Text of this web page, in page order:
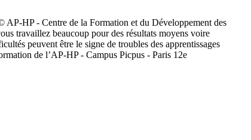
HP - Centre de la Formation et du Développement des
travaillez beaucoup pour des résultats moyens voire
peuvent être le signe de troubles des apprentissages
de l’AP-HP - Campus Picpus - Paris 12e